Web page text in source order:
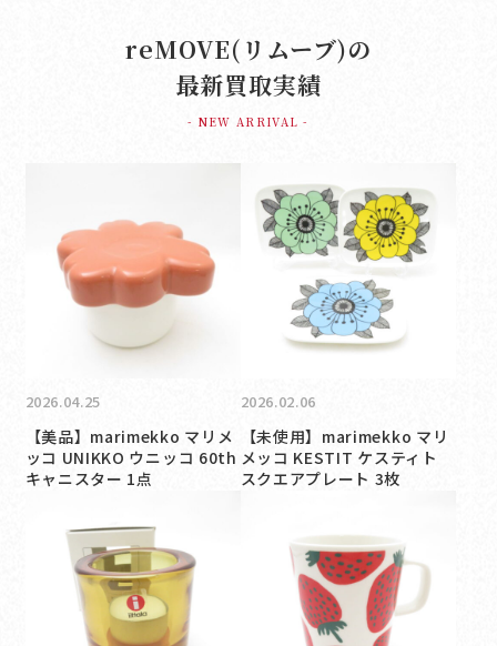
reMOVE(リムーブ)の
最新買取実績
- NEW ARRIVAL -
2026.04.25
【美品】marimekko マリメ
ッコ UNIKKO ウニッコ 60th
キャニスター 1点
2026.02.06
【未使用】marimekko マリ
メッコ KESTIT ケスティト
スクエアプレート 3枚